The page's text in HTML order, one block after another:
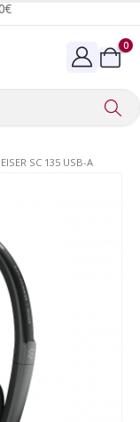
0
SC 135 USB-A